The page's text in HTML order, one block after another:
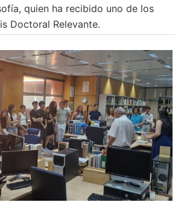
quien ha recibido uno de los
Doctoral Relevante.